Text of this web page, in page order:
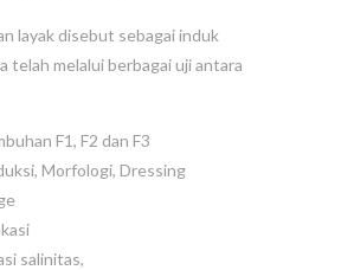
layak disebut sebagai induk
telah melalui berbagai uji antara
F1, F2 dan F3
Morfologi, Dressing
salinitas,